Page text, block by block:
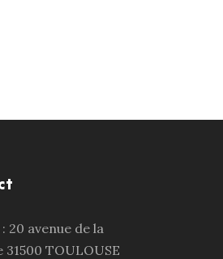
20 avenue de la
31500 TOULOUSE